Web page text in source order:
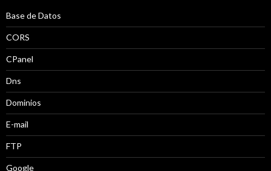
Base de Datos
CORS
CPanel
Dns
Dominios
E-mail
FTP
Google